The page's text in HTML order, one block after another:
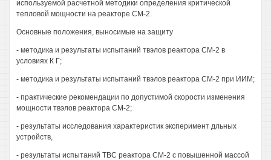
используемой расчетной методики определения критической
тепловой мощности на реакторе СМ-2.
Основные положения, выносимые на защиту
- методика и результаты испытаний твэлов реактора СМ-2 в
условиях К Г;
- методика и результаты испытаний твэлов реактора СМ-2 при ИИМ;
- практические рекомендации по допустимой скорости изменения
мощности твэлов реактора СМ-2;
- результаты исследования характеристик эксперимент дльных
устройств,
- результаты испытаний ТВС реактора СМ-2 с повышенной массой